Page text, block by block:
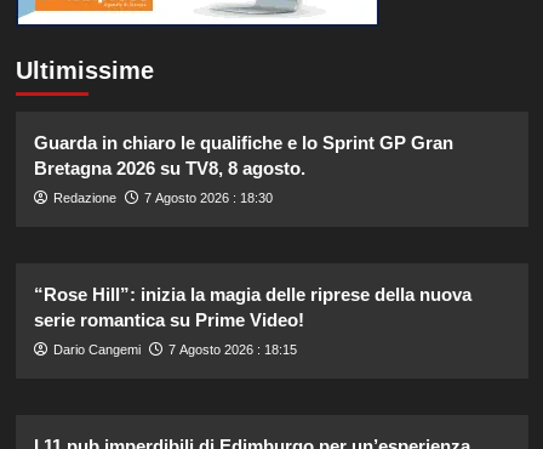
Ultimissime
Guarda in chiaro le qualifiche e lo Sprint GP Gran
Bretagna 2026 su TV8, 8 agosto.
Redazione 7 Agosto 2026 : 18:30
“Rose Hill”: inizia la magia delle riprese della nuova
serie romantica su Prime Video!
Dario Cangemi 7 Agosto 2026 : 18:15